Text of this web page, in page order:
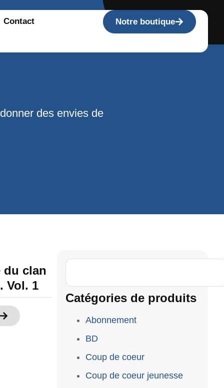
Contact Notre boutique
des envies de
du clan
Vol. 1
Catégories de produits
Abonnement
BD
Coup de coeur
Coup de coeur jeunesse